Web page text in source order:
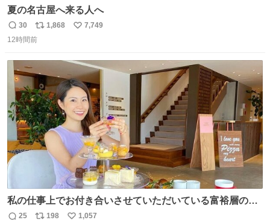
夏の名古屋へ来る人へ
返
信
30
リ
ポ
数
1,868
い
7,749
12時間前
私の仕事上でお付き合いさせていただいている富裕層の社
長さん達は、こんな事しない。 こんな自慢は一切しない
25 198 1,057